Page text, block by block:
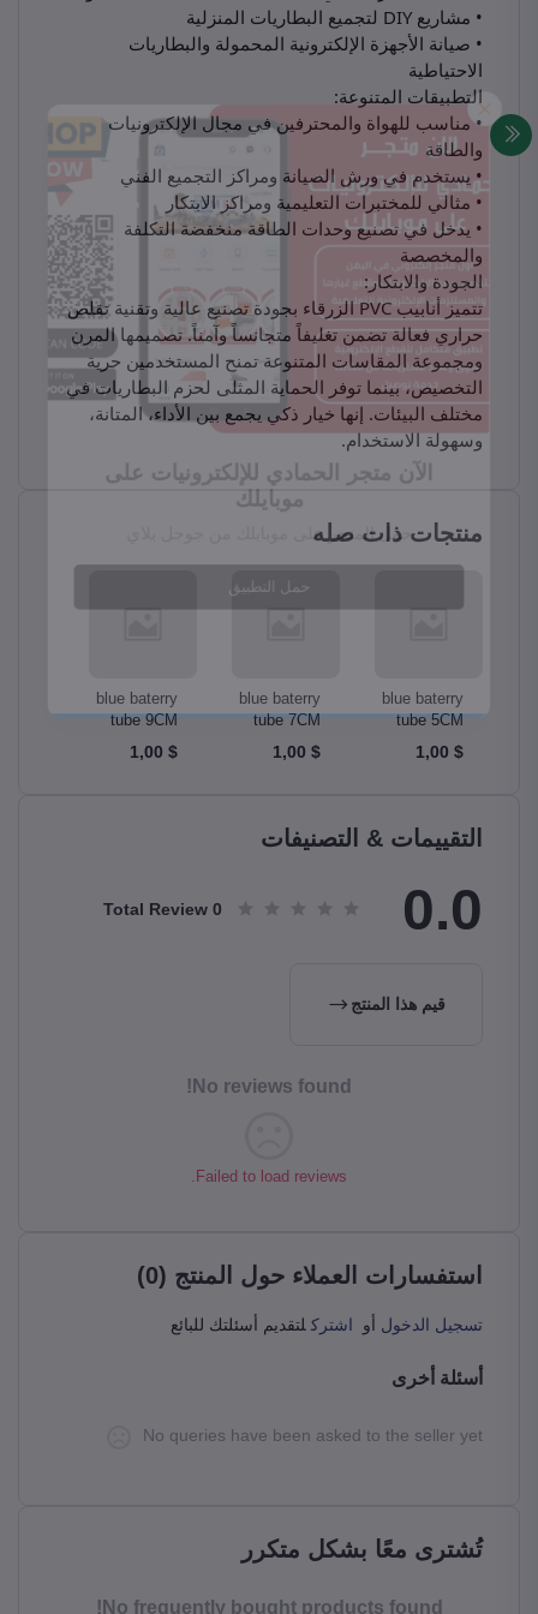
• مشاريع DIY لتجميع البطاريات المنزلية
• صيانة الأجهزة الإلكترونية المحمولة والبطاريات
الاحتياطية
التطبيقات المتنوعة:
• مناسب للهواة والمحترفين في مجال الإلكترونيات
والطاقة
• يستخدم في ورش الصيانة ومراكز التجميع الفني
• مثالي للمختبرات التعليمية ومراكز الابتكار
• يدخل في تصنيع وحدات الطاقة منخفضة التكلفة
والمخصصة
الجودة والابتكار:
تتميز أنابيب PVC الزرقاء بجودة تصنيع عالية وتقنية تقلص
حراري فعالة تضمن تغليفاً متجانساً وآمناً. تصميمها المرن
ومجموعة المقاسات المتنوعة تمنح المستخدمين حرية
التخصيص، بينما توفر الحماية المثلى لحزم البطاريات في
مختلف البيئات. إنها خيار ذكي يجمع بين الأداء، المتانة،
وسهولة الاستخدام.
منتجات ذات صله
blue baterry
tube 5CM
$ 1,00
blue baterry
tube 7CM
$ 1,00
blue baterry
tube 9CM
$ 1,00
التقييمات & التصنيفات
0.0
Total Review 0
قيم هذا المنتج
No reviews found!
Failed to load reviews.
استفسارات العملاء حول المنتج (0)
تسجيل الدخول أو اشترك لتقديم أسئلتك للبائع
أسئلة أخرى
No queries have been asked to the seller yet
تُشترى معًا بشكل متكرر
No frequently bought products found!